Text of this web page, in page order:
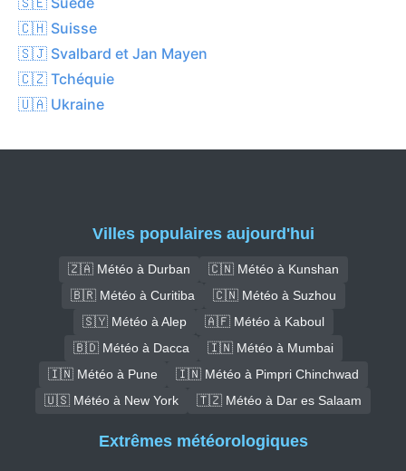
🇨🇭 Suisse
🇸🇯 Svalbard et Jan Mayen
🇨🇿 Tchéquie
🇺🇦 Ukraine
Villes populaires aujourd'hui
🇿🇦 Météo à Durban
🇨🇳 Météo à Kunshan
🇧🇷 Météo à Curitiba
🇨🇳 Météo à Suzhou
🇸🇾 Météo à Alep
🇦🇫 Météo à Kaboul
🇧🇩 Météo à Dacca
🇮🇳 Météo à Mumbai
🇮🇳 Météo à Pune
🇮🇳 Météo à Pimpri Chinchwad
🇺🇸 Météo à New York
🇹🇿 Météo à Dar es Salaam
Extrêmes météorologiques